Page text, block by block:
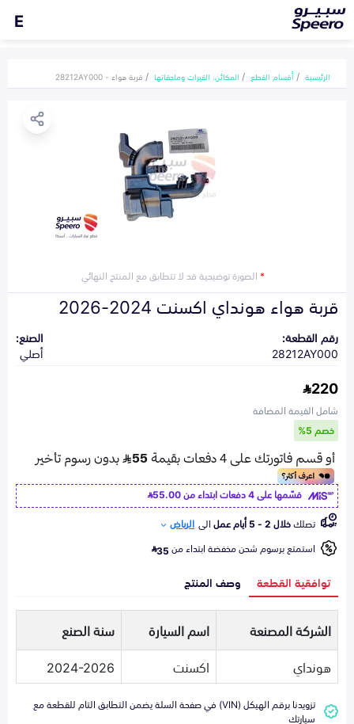
E
الرئيسية أقسام القطع المكائن، القيرات وملحقاتها قربة هواء - 28212AY000
*الصورة توضيحية قد لا تتطابق مع المنتج النهائي
قربة هواء هونداي اكسنت 2024-2026
رقم القطعة:
28212AY000
الصنع:
أصلي
220
شامل القيمة المضافة
خصم 5%
قسّمها على 4 دفعات ابتداء من
55.00
تصلكخلال 2 - 5 أيام عمل الى الرياض
استمتع برسوم شحن مخفضة ابتداء من35
توافقية القطعة وصف المنتج
الشركة المصنعة اسم السيارة
سنة الصنع
هونداي
اكسنت 2024-2026
تزويدنا برقم الهيكل (VIN) في صفحة السلة يضمن التطابق التام للقطعة مع
سيارتك